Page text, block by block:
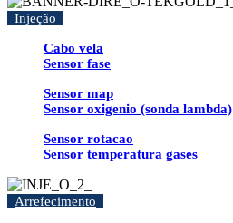
Injeção
Cabo vela
Sensor fase
Sensor map
Sensor oxigenio (sonda lambda)
Sensor rotacao
Sensor temperatura gases
Arrefecimento